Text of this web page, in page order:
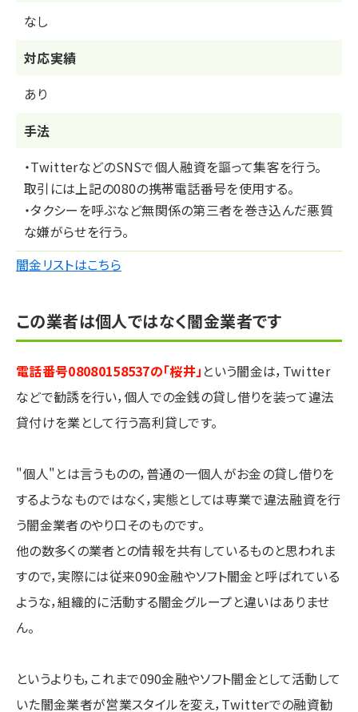
なし
対応実績
あり
⼿法
・TwitterなどのSNSで個人融資を謳って集客を行う。
取引には上記の080の携帯電話番号を使用する。
・タクシーを呼ぶなど無関係の第三者を巻き込んだ悪質
な嫌がらせを行う。
闇金リストはこちら
この業者は個人ではなく闇金業者です
電話番号08080158537の「桜井」 という闇金は，Twitter
などで勧誘を行い，個人での金銭の貸し借りを装って違法
貸付けを業として行う高利貸しです。
"個人"とは言うものの，普通の一個人がお金の貸し借りを
するようなものではなく，実態としては専業で違法融資を行
う闇金業者のやり口そのものです。
他の数多くの業者との情報を共有しているものと思われま
すので，実際には従来090金融やソフト闇金と呼ばれている
ような，組織的に活動する闇金グループと違いはありませ
ん。
というよりも，これまで090金融やソフト闇金として活動して
いた闇金業者が営業スタイルを変え，Twitterでの融資勧